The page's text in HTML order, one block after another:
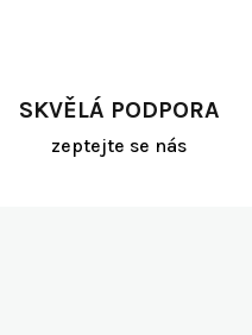
SKVĚLÁ PODPORA
zeptejte se nás